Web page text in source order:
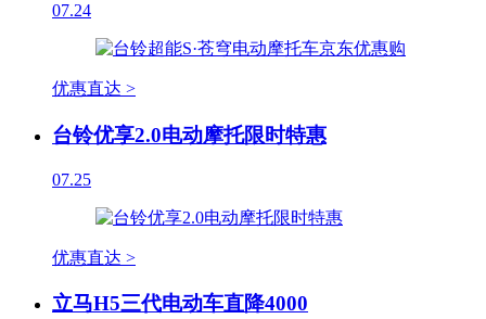
07.24
优惠直达 >
台铃优享2.0电动摩托限时特惠
07.25
优惠直达 >
立马H5三代电动车直降4000